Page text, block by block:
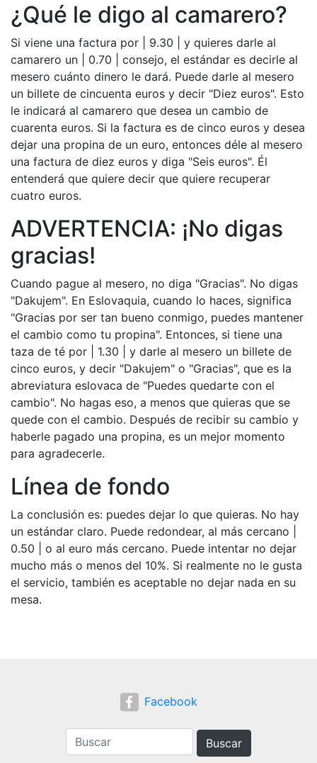
¿Qué le digo al camarero?
Si viene una factura por | 9.30 | y quieres darle al
camarero un | 0.70 | consejo, el estándar es decirle al
mesero cuánto dinero le dará. Puede darle al mesero
un billete de cincuenta euros y decir "Diez euros". Esto
le indicará al camarero que desea un cambio de
cuarenta euros. Si la factura es de cinco euros y desea
dejar una propina de un euro, entonces déle al mesero
una factura de diez euros y diga "Seis euros". Él
entenderá que quiere decir que quiere recuperar
cuatro euros.
ADVERTENCIA: ¡No digas
gracias!
Cuando pague al mesero, no diga "Gracias". No digas
"Dakujem". En Eslovaquia, cuando lo haces, significa
"Gracias por ser tan bueno conmigo, puedes mantener
el cambio como tu propina". Entonces, si tiene una
taza de té por | 1.30 | y darle al mesero un billete de
cinco euros, y decir "Dakujem" o "Gracias", que es la
abreviatura eslovaca de "Puedes quedarte con el
cambio". No hagas eso, a menos que quieras que se
quede con el cambio. Después de recibir su cambio y
haberle pagado una propina, es un mejor momento
para agradecerle.
Línea de fondo
La conclusión es: puedes dejar lo que quieras. No hay
un estándar claro. Puede redondear, al más cercano |
0.50 | o al euro más cercano. Puede intentar no dejar
mucho más o menos del 10%. Si realmente no le gusta
el servicio, también es aceptable no dejar nada en su
mesa.
Facebook
Buscar